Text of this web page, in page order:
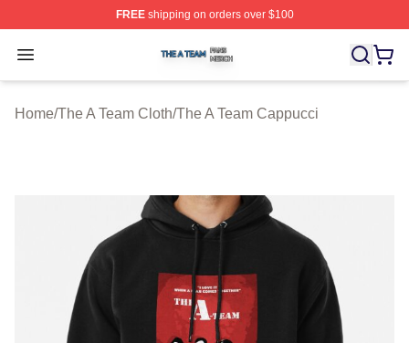
FREEshipping on orders over $100
Open menu
The A Team Shop ⚡️ Officially Licensed The A Team
Home/The A Team Cloth/The A Team Cappucci